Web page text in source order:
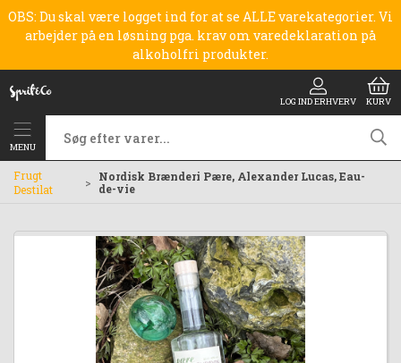
OBS: Du skal være logget ind for at se ALLE varekategorier. Vi
arbejder på en løsning pga. krav om varedeklaration på
alkoholfri produkter.
LOG IND ERHVERV KURV
MENU
Frugt
Destilat
Nordisk Brænderi Pære, Alexander Lucas, Eau-
de-vie